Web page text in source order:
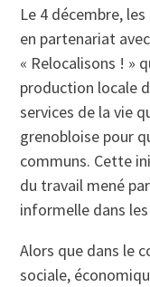
Le 4 décembre,
en partenariat
« Relocalisons ! »
production locale
services de la vie
grenobloise pour
communs. Cette
du travail mené
informelle dans
Alors que dans le
sociale,